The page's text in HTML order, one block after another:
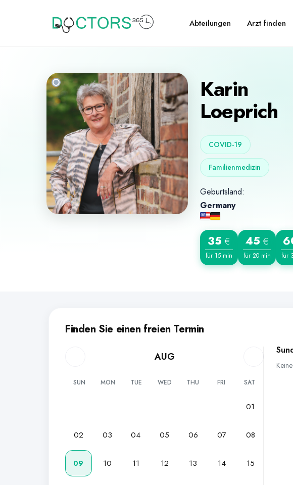
Abteilungen Arzt finden
Karin
Loeprich
COVID-19
Familienmedizin
Geburtsland:
Germany
35 €
für 15 min
45 €
für 20 min für
Finden Sie einen freien Termin
AUG
SUN MON TUE WED THU FRI SAT
01
02 03 04 05 06 07 08
09 10 11 12 13 14 15